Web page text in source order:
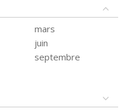
mars
juin
septembre